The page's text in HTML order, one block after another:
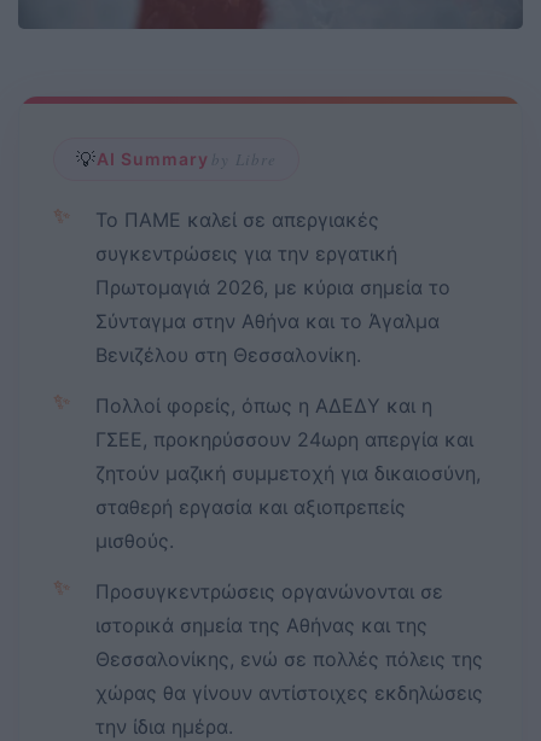
💡AI Summary by Libre
✨
Το ΠΑΜΕ καλεί σε απεργιακές
συγκεντρώσεις για την εργατική
Πρωτομαγιά 2026, με κύρια σημεία το
Σύνταγμα στην Αθήνα και το Άγαλμα
Βενιζέλου στη Θεσσαλονίκη.
✨
Πολλοί φορείς, όπως η ΑΔΕΔΥ και η
ΓΣΕΕ, προκηρύσσουν 24ωρη απεργία και
ζητούν μαζική συμμετοχή για δικαιοσύνη,
σταθερή εργασία και αξιοπρεπείς
μισθούς.
✨
Προσυγκεντρώσεις οργανώνονται σε
ιστορικά σημεία της Αθήνας και της
Θεσσαλονίκης, ενώ σε πολλές πόλεις της
χώρας θα γίνουν αντίστοιχες εκδηλώσεις
την ίδια ημέρα.